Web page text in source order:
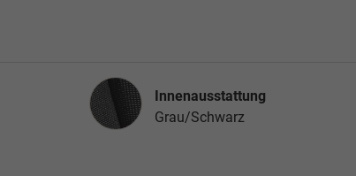
Innenausstattung
Innenausstattung
Grau/Schwarz